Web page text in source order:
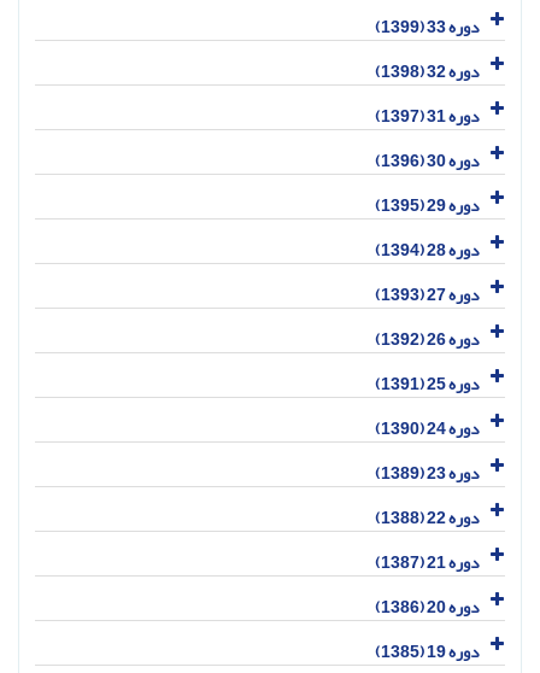
دوره 33 (1399)
دوره 32 (1398)
دوره 31 (1397)
دوره 30 (1396)
دوره 29 (1395)
دوره 28 (1394)
دوره 27 (1393)
دوره 26 (1392)
دوره 25 (1391)
دوره 24 (1390)
دوره 23 (1389)
دوره 22 (1388)
دوره 21 (1387)
دوره 20 (1386)
دوره 19 (1385)